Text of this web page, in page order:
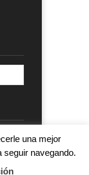
una mejor
seguir navegando.